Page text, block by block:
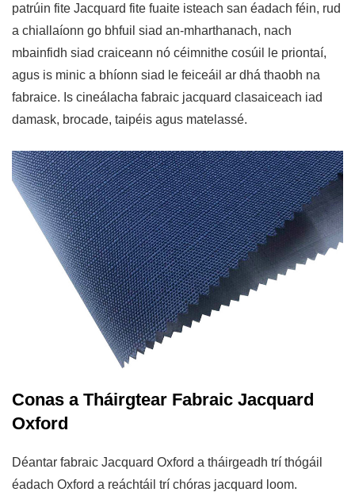
patrúin fite Jacquard fite fuaite isteach san éadach féin, rud
a chiallaíonn go bhfuil siad an-mharthanach, nach
mbainfidh siad craiceann nó céimnithe cosúil le priontaí,
agus is minic a bhíonn siad le feiceáil ar dhá thaobh na
fabraice. Is cineálacha fabraic jacquard clasaiceach iad
damask, brocade, taipéis agus matelassé.
Conas a Tháirgtear Fabraic Jacquard
Oxford
Déantar fabraic Jacquard Oxford a tháirgeadh trí thógáil
éadach Oxford a reáchtáil trí chóras jacquard loom.